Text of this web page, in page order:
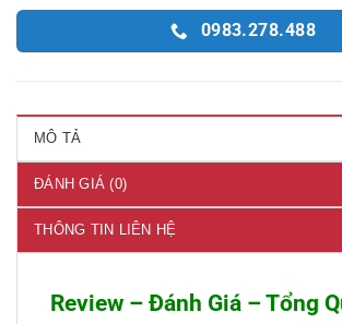
0983.278.488
MÔ TẢ
ĐÁNH GIÁ (0)
THÔNG TIN LIÊN HỆ
Review – Đánh Giá – Tổng